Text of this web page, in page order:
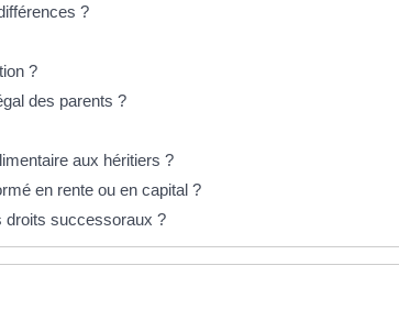
?
?
des parents ?
aux héritiers ?
en rente ou en capital ?
droits successoraux ?